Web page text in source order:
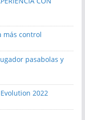
más control
pasabolas y
2022